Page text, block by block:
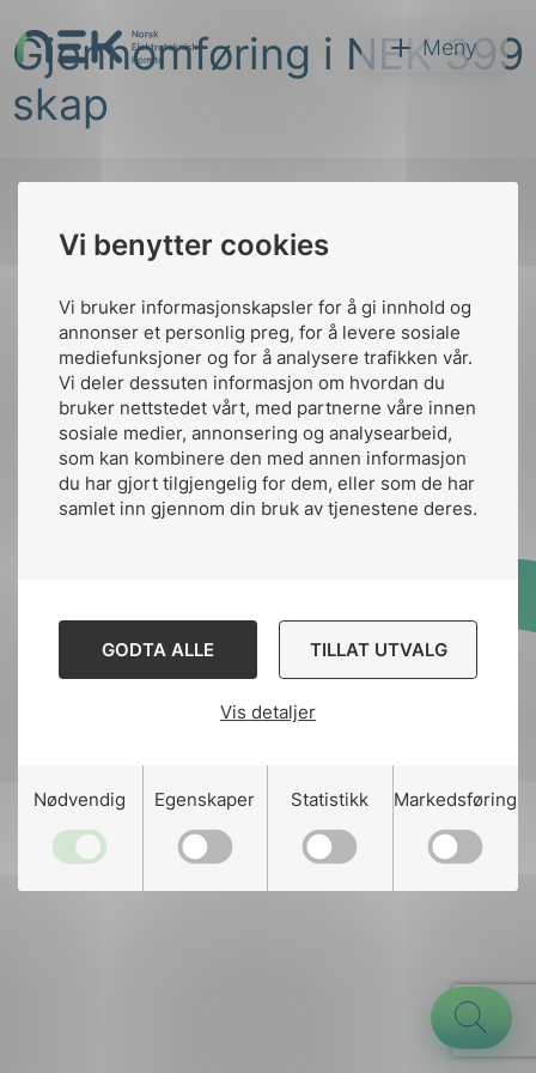
Vi benytter cookies
Vi bruker informasjonskapsler for å gi innhold og
annonser et personlig preg, for å levere sosiale
mediefunksjoner og for å analysere trafikken vår.
Vi deler dessuten informasjon om hvordan du
bruker nettstedet vårt, med partnerne våre innen
sosiale medier, annonsering og analysearbeid,
som kan kombinere den med annen informasjon
du har gjort tilgjengelig for dem, eller som de har
samlet inn gjennom din bruk av tjenestene deres.
GODTA ALLE TILLAT UTVALG
Vis detaljer
Nødvendig Egenskaper Statistikk Markedsføring
til
innhold
NEK Meny
Søk
Gjennomføring i NEK 399
skap
Kontakt oss
Ansatte
nek@nek.no
Kontakt
Bruk av Cookies
Designed and developed
Stem Agency
toppen